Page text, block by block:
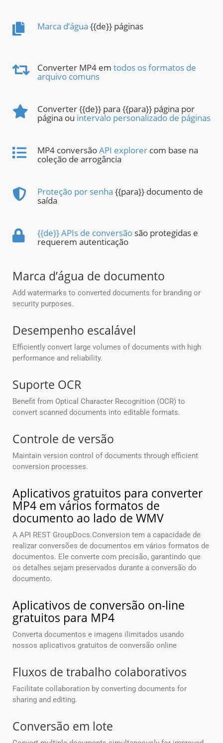
Marca d’água {{de}} páginas
Converter MP4 em todos os formatos de
arquivo comuns
Converter {{de}} para {{para}} página por
página ou intervalo personalizado de páginas
MP4 conversãoAPI explorer com base na
coleção de arrogância
Proteção por senha {{para}} documento de
saída
{{de}} APIs de conversão são protegidas e
requerem autenticação
Marca d’água de documento
Add watermarks to converted documents for branding or
security purposes.
Desempenho escalável
Efficiently convert large volumes of documents with high
performance and reliability.
Suporte OCR
Benefit from Optical Character Recognition (OCR) to
convert scanned documents into editable formats.
Controle de versão
Maintain version control of documents through efficient
conversion processes.
Aplicativos gratuitos para converter
MP4 em vários formatos de
documento ao lado de WMV
A API REST GroupDocs.Conversion tem a capacidade de
realizar conversões de documentos em vários formatos de
documentos. Ele converte com precisão, garantindo que
os detalhes sejam preservados durante a conversão do
documento.
Aplicativos de conversão on-line
gratuitos para MP4
Converta documentos e imagens ilimitados usando
nossos aplicativos gratuitos de conversão online
Fluxos de trabalho colaborativos
Facilitate collaboration by converting documents for
sharing and editing.
Conversão em lote